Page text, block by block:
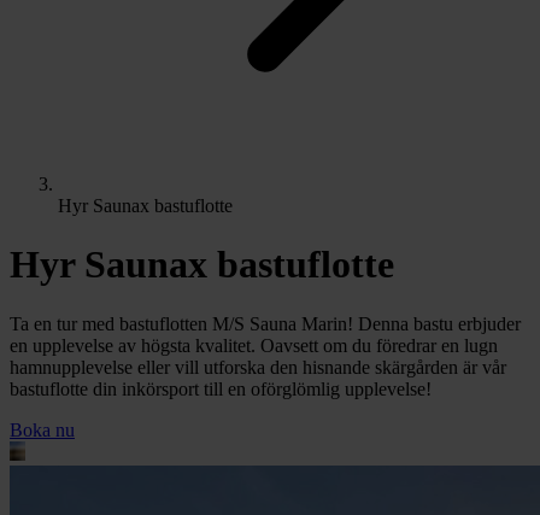
Hyr Saunax bastuflotte
Hyr Saunax bastuflotte
Ta en tur med bastuflotten M/S Sauna Marin! Denna bastu erbjuder
en upplevelse av högsta kvalitet. Oavsett om du föredrar en lugn
hamnupplevelse eller vill utforska den hisnande skärgården är vår
bastuflotte din inkörsport till en oförglömlig upplevelse!
Boka nu